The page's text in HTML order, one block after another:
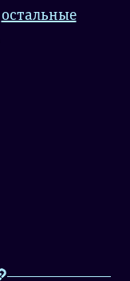
остальные